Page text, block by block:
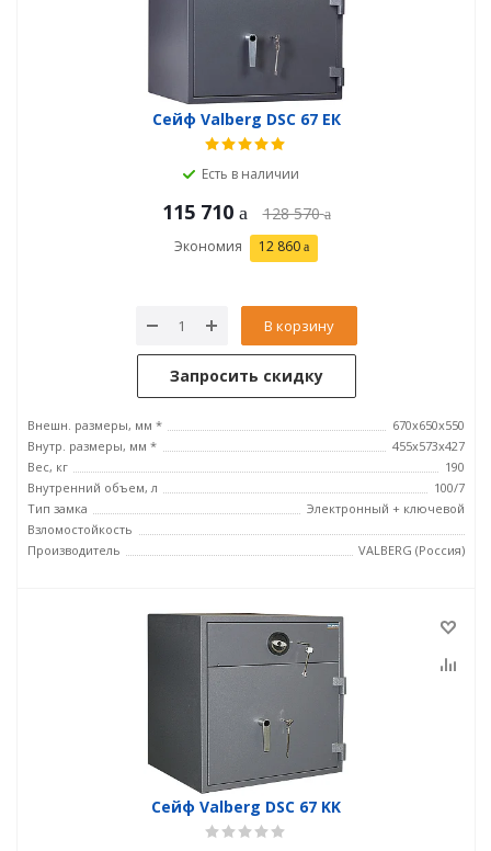
Сейф Valberg DSC 67 ЕК
Есть в наличии
115 710 128 570
Экономия 12 860
В корзину
Запросить скидку
Внешн. размеры, мм *
670х650х550
Внутр. размеры, мм *
455х573х427
Вес, кг
190
Внутренний объем, л
100/7
Тип замка
Электронный + ключевой
Взломостойкость
Производитель
VALBERG (Россия)
Сейф Valberg DSC 67 KK